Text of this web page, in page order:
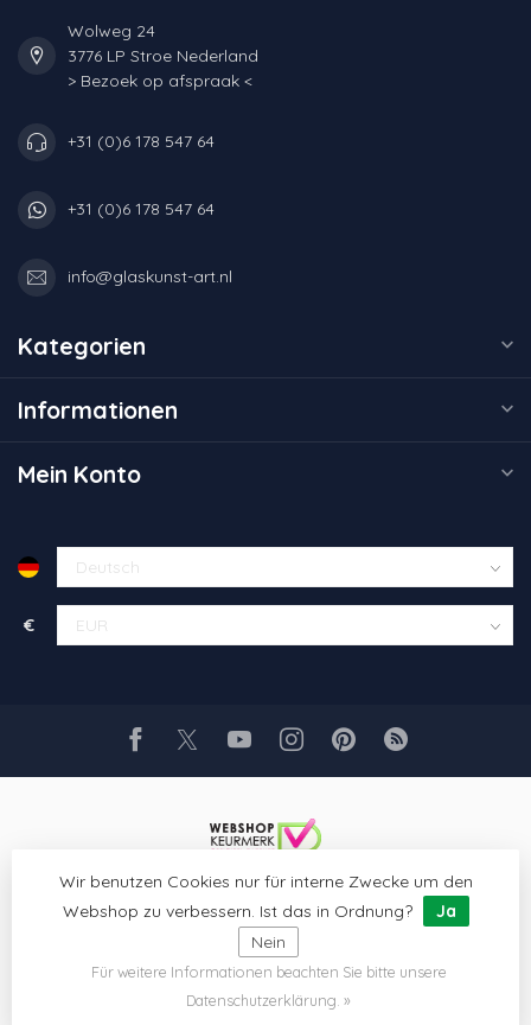
Wolweg 24
3776 LP Stroe Nederland
> Bezoek op afspraak <
+31 (0)6 178 547 64
+31 (0)6 178 547 64
info@glaskunst-art.nl
Kategorien
Informationen
Mein Konto
€
© Copyright 2026 Glaskunst Art- Powered byLightspeed- Theme
byDyvelopment
Wir benutzen Cookies nur für interne Zwecke um den
Webshop zu verbessern. Ist das in Ordnung?
Ja
Nein
Für weitere Informationen beachten Sie bitte unsere
Datenschutzerklärung. »